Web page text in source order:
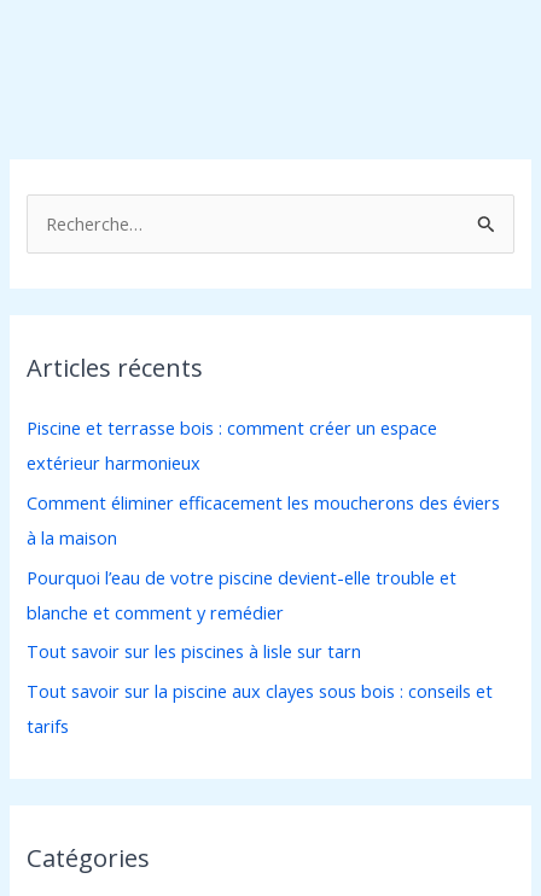
e
c
h
e
r
:
Articles récents
Piscine et terrasse bois : comment créer un espace
extérieur harmonieux
Comment éliminer efficacement les moucherons des éviers
à la maison
Pourquoi l’eau de votre piscine devient-elle trouble et
blanche et comment y remédier
Tout savoir sur les piscines à lisle sur tarn
Tout savoir sur la piscine aux clayes sous bois : conseils et
tarifs
Catégories